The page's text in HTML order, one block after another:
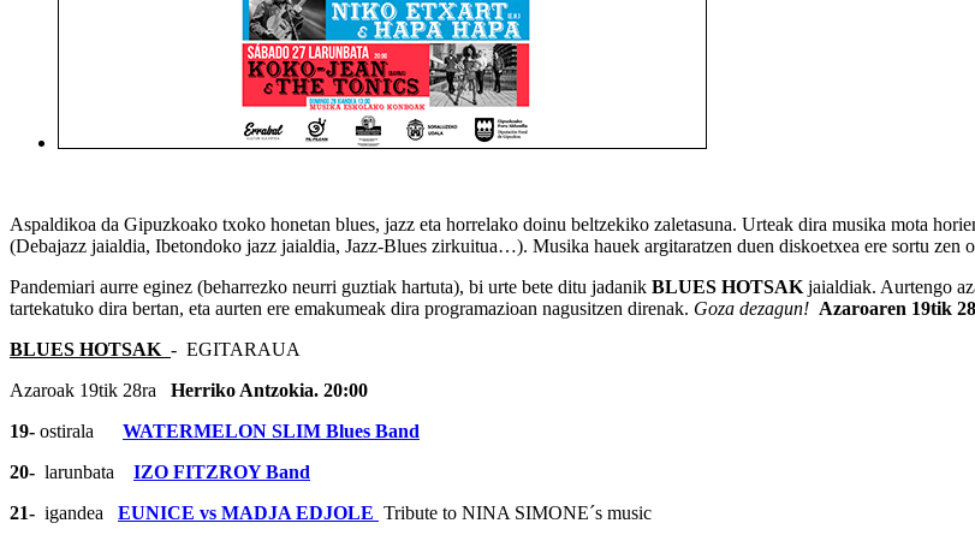
Aspaldikoa da Gipuzkoako txoko honetan blues, jazz eta horrelako doinu beltzekiko zaletasuna. Urteak dira musika mota
(Debajazz jaialdia, Ibetondoko jazz jaialdia, Jazz-Blues zirkuitua…). Musika hauek argitaratzen duen diskoetxea ere sortu zen
Pandemiari aurre eginez (beharrezko neurri guztiak hartuta), bi urte bete ditu jadanik BLUES HOTSAK jaialdiak. Aurtengo
tartekatuko dira bertan, eta aurten ere emakumeak dira programazioan nagusitzen direnak. Goza dezagun! Azaroaren 19tik
BLUES HOTSAK - EGITARAUA
Azaroak 19tik 28ra Herriko Antzokia. 20:00
19- ostirala WATERMELON SLIM Blues Band
20- larunbata IZO FITZROY Band
21- igandea EUNICE vs MADJA EDJOLE Tribute to NINA SIMONE´s music